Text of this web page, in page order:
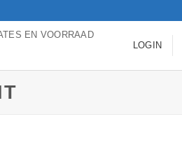
EN VOORRAAD
LOGIN